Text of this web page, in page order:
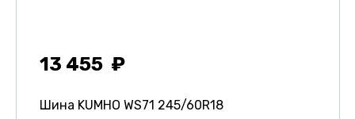
13 455
Шина KUMHO WS71 245/60R18